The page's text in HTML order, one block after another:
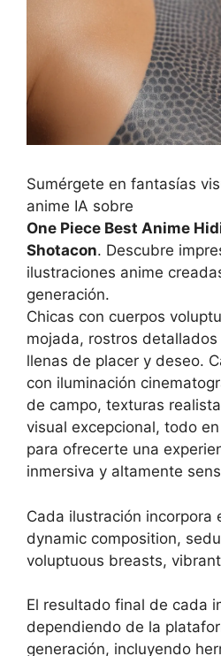
Sumérgete en fantasías
anime IA sobre
One Piece Best Anime
Shotacon. Descubre
ilustraciones anime
generación.
Chicas con cuerpos
mojada, rostros
llenas de placer y deseo.
con iluminación
de campo, texturas
visual excepcional, todo
para ofrecerte una
inmersiva y altamente
Cada ilustración incorpora
dynamic composition,
voluptuous breasts,
El resultado final de cada
dependiendo de la
generación, incluyendo